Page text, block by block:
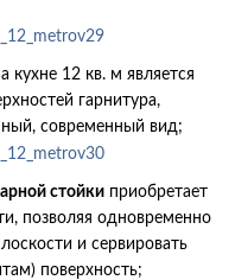
кухне 12 кв. м является
гарнитура,
современный вид;
стойки приобретает
позволяя одновременно
и сервировать
поверхность;